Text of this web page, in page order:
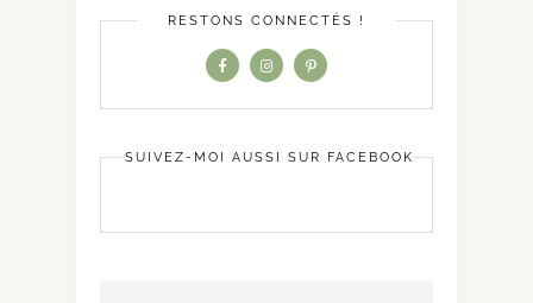
RESTONS CONNECTÉS !
SUIVEZ-MOI AUSSI SUR FACEBOOK